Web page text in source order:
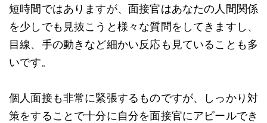
短時間ではありますが、面接官はあなたの人間関係
を少しでも見抜こうと様々な質問をしてきますし、
目線、手の動きなど細かい反応も見ていることも多
いです。
個人面接も非常に緊張するものですが、しっかり対
策をすることで十分に自分を面接官にアピールでき